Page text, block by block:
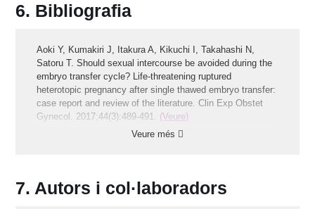
Bibliografia
Aoki Y, Kumakiri J, Itakura A, Kikuchi I, Takahashi N,
Satoru T. Should sexual intercourse be avoided during the
embryo transfer cycle? Life-threatening ruptured
heterotopic pregnancy after single thawed embryo transfer:
case report and review of the literature. Clin Exp Obstet
Gynecol. 2017;44(3):489-491. (Veure)
Ata B, Abou-Setta AM, Seyhan A, Buckett W. Application
and frozen embryo transfer). Cochrane Database Syst
Rev. 2018 Feb 28;2(2):CD011809. (Veure)
Veure més
Autors i col·laboradors